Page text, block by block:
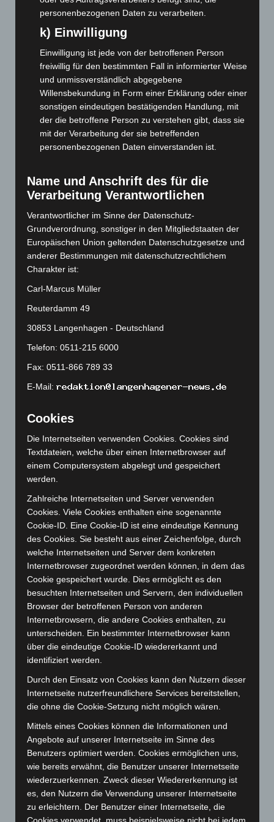
(99)
März 2026(115)
Januar 2026(122)
Dezember 2025(103)
Oktober 2025(112)
September 2025(93)
August 2025
Juni 2025(103)
Mai 2025
(112)
April 2025(88)
März 2025(111)
Februar 2025(96)
Januar 2025
(88)
Juni 2024 (107)
April 2024(102)
März 2024(103)
Februar 2024
Januar 2024 (111)
Dezember 2023(130)
November 2023(130)
Oktober 2023(114)
September 2023(133)
August 2023 (134)
Juli 2023
(118)
Juni 2023(142)
Mai 2023(139)
März 2023
(174)
Februar 2023(154)
Januar 2023(140)
Dezember 2022(130)
November 2022
(167)
Oktober 2022(166)
September 2022(205)
August 2022
(166)
personenbezogenen Daten zu verarbeiten.
k) Einwilligung
Einwilligung ist jede von der betroffenen Person
freiwillig für den bestimmten Fall in informierter Weise
und unmissverständlich abgegebene
Willensbekundung in Form einer Erklärung oder einer
sonstigen eindeutigen bestätigenden Handlung, mit
der die betroffene Person zu verstehen gibt, dass sie
mit der Verarbeitung der sie betreffenden
personenbezogenen Daten einverstanden ist.
Name und Anschrift des für die
Verarbeitung Verantwortlichen
Verantwortlicher im Sinne der Datenschutz-
Grundverordnung, sonstiger in den Mitgliedstaaten der
Europäischen Union geltenden Datenschutzgesetze und
anderer Bestimmungen mit datenschutzrechtlichem
Charakter ist:
Carl-Marcus Müller
Reuterdamm 49
30853 Langenhagen - Deutschland
Telefon: 0511-215 6000
Fax: 0511-866 789 33
E-Mail:
Cookies
Die Internetseiten verwenden Cookies. Cookies sind
Textdateien, welche über einen Internetbrowser auf
einem Computersystem abgelegt und gespeichert
werden.
Zahlreiche Internetseiten und Server verwenden
Cookies. Viele Cookies enthalten eine sogenannte
Cookie-ID. Eine Cookie-ID ist eine eindeutige Kennung
des Cookies. Sie besteht aus einer Zeichenfolge, durch
welche Internetseiten und Server dem konkreten
Internetbrowser zugeordnet werden können, in dem das
Cookie gespeichert wurde. Dies ermöglicht es den
besuchten Internetseiten und Servern, den individuellen
Browser der betroffenen Person von anderen
Internetbrowsern, die andere Cookies enthalten, zu
unterscheiden. Ein bestimmter Internetbrowser kann
über die eindeutige Cookie-ID wiedererkannt und
identifiziert werden.
Durch den Einsatz von Cookies kann den Nutzern dieser
Internetseite nutzerfreundlichere Services bereitstellen,
die ohne die Cookie-Setzung nicht möglich wären.
Mittels eines Cookies können die Informationen und
Angebote auf unserer Internetseite im Sinne des
Benutzers optimiert werden. Cookies ermöglichen uns,
wie bereits erwähnt, die Benutzer unserer Internetseite
wiederzuerkennen. Zweck dieser Wiedererkennung ist
es, den Nutzern die Verwendung unserer Internetseite
zu erleichtern. Der Benutzer einer Internetseite, die